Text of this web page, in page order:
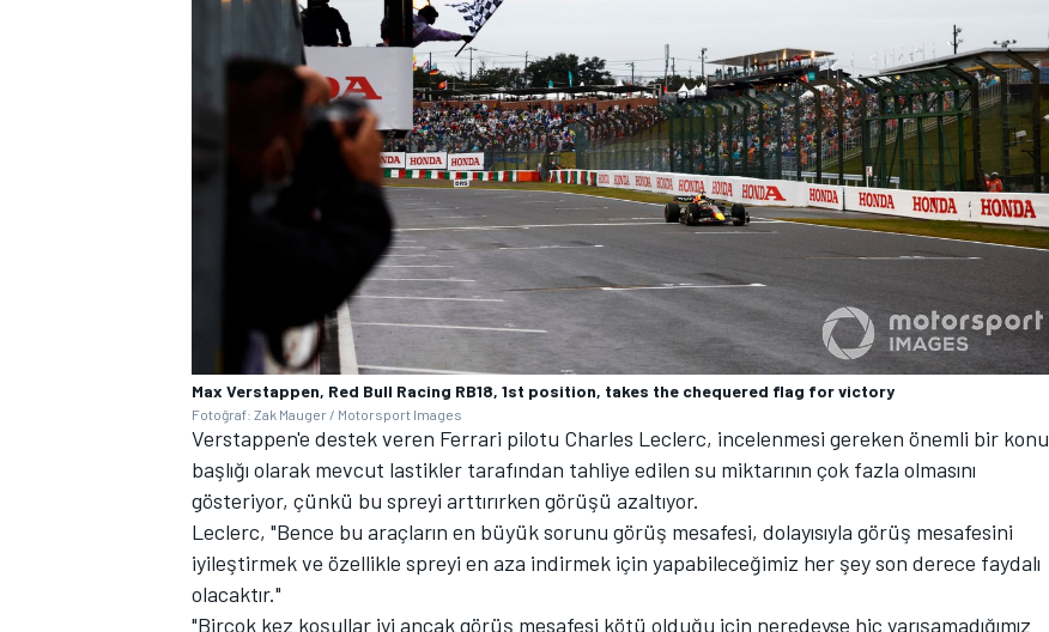
Max Verstappen, Red Bull Racing RB18, 1st position, takes the chequered flag for victory
Fotoğraf: Zak Mauger / Motorsport Images
Verstappen'e destek veren Ferrari pilotu Charles Leclerc, incelenmesi gereken önemli bir konu
başlığı olarak mevcut lastikler tarafından tahliye edilen su miktarının çok fazla olmasını
gösteriyor, çünkü bu spreyi arttırırken görüşü azaltıyor.
Leclerc, "Bence bu araçların en büyük sorunu görüş mesafesi, dolayısıyla görüş mesafesini
iyileştirmek ve özellikle spreyi en aza indirmek için yapabileceğimiz her şey son derece faydalı
olacaktır."
"Birçok kez koşullar iyi ancak görüş mesafesi kötü olduğu için neredeyse hiç yarışamadığımız